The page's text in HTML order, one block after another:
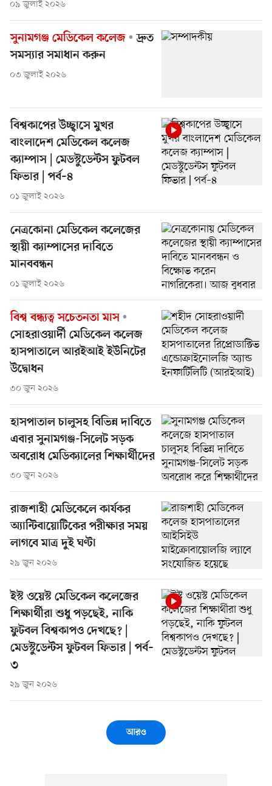
০৯ জুলাই ২০২৬
সুনামগঞ্জ মেডিকেল কলেজ
দ্রুত
সমস্যার সমাধান করুন
০৩ জুলাই ২০২৬
বিশ্বকাপের উচ্ছ্বাসে মুখর
বাংলাদেশ মেডিকেল কলেজ
ক্যাম্পাস | মেডস্টুডেন্টস ফুটবল
ফিভার | পর্ব–৪
০১ জুলাই ২০২৬
নেত্রকোনা মেডিকেল কলেজের
স্থায়ী ক্যাম্পাসের দাবিতে
মানববন্ধন
০১ জুলাই ২০২৬
বিশ্ব বন্ধ্যত্ব সচেতনতা মাস
সোহরাওয়ার্দী মেডিকেল কলেজ
হাসপাতালে আরইআই ইউনিটের
উদ্বোধন
৩০ জুন ২০২৬
হাসপাতাল চালুসহ বিভিন্ন দাবিতে
এবার সুনামগঞ্জ-সিলেট সড়ক
অবরোধ মেডিক্যালের শিক্ষার্থীদের
৩০ জুন ২০২৬
রাজশাহী মেডিকেলে কার্যকর
অ্যান্টিবায়োটিকের পরীক্ষার সময়
লাগবে মাত্র দুই ঘণ্টা
২৯ জুন ২০২৬
ইস্ট ওয়েস্ট মেডিকেল কলেজের
শিক্ষার্থীরা শুধু পড়ছেই, নাকি
ফুটবল বিশ্বকাপও দেখছে? |
মেডস্টুডেন্টস ফুটবল ফিভার | পর্ব–
৩
২৯ জুন ২০২৬
আরও